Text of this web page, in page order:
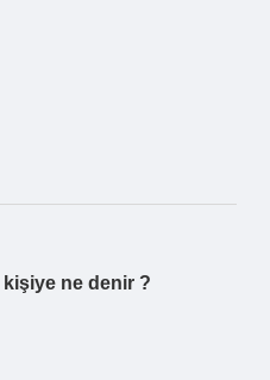
ne denir ?